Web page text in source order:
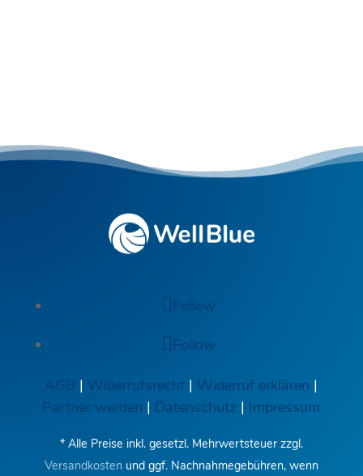
Follow
Follow
AGB | Widerrufsrecht | Widerruf erklären |
Partner werden | Datenschutz | Impressum
* Alle Preise inkl. gesetzl. Mehrwertsteuer zzgl.
Versandkosten und ggf. Nachnahmegebühren, wenn